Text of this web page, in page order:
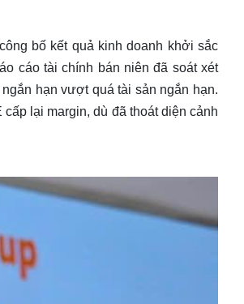
bố kết quả kinh doanh khởi sắc
cáo tài chính bán niên đã soát xét
hạn vượt quá tài sản ngắn hạn.
lại margin, dù đã thoát diện cảnh